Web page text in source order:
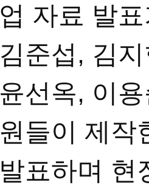
업 자료 발
김준섭, 김
윤선옥, 이
원들이 제작
발표하며 현